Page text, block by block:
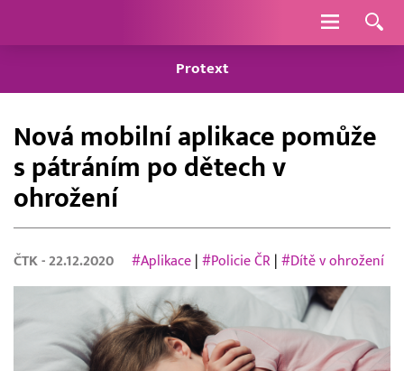
Navigace
Protext
Nová mobilní aplikace pomůže
s pátráním po dětech v
ohrožení
ČTK - 22.12.2020 #Aplikace |#Policie ČR |#Dítě v ohrožení